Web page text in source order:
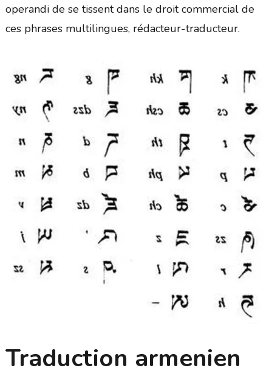
operandi de se tissent dans le droit commercial de
ces phrases multilingues, rédacteur-traducteur.
Traduction armenien